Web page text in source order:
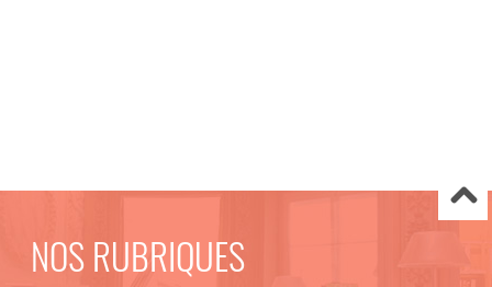
NOS RUBRIQUES